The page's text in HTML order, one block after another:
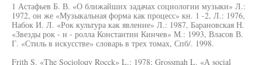
1 Астафьев Б. В. «О ближайших задачах социологии музыки» Л.:
1972, он же «Музыкальная форма как процесс» кн. 1 -2, Л.: 1976,
Набок И. Л. «Рок культура как явление» Л.: 1987, Барановская Н.
«Звезды рок - н - ролла Константин Кинчев» М.: 1993, Власов В.
Г. «Стиль в искусстве» словарь в трех томах, Спб/. 1998.
Frith S. «The Socioloqy Rocck» L.: 1978; Grossmah L. «А social